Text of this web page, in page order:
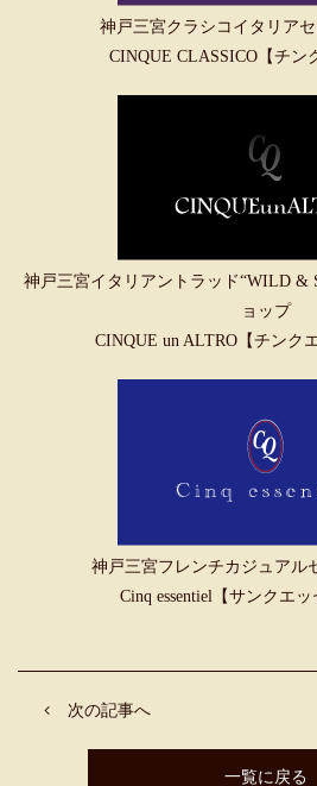
神戸三宮クラシコイタリア
CINQUE CLASSICO【チン
神戸三宮イタリアントラッド“WILD &
ョップ
CINQUE un ALTRO【チンク
神戸三宮フレンチカジュアル
Cinq essentiel【サンクエッ
次の記事へ
一覧に戻る